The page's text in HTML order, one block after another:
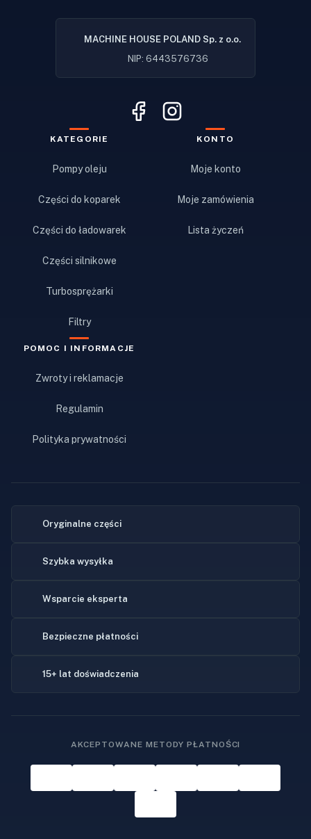
MACHINE HOUSE POLAND Sp. z o.o.
NIP: 6443576736
KATEGORIE
Pompy oleju
Części do koparek
Części do ładowarek
Części silnikowe
Turbosprężarki
Filtry
KONTO
Moje konto
Moje zamówienia
Lista życzeń
POMOC I INFORMACJE
Zwroty i reklamacje
Regulamin
Polityka prywatności
Oryginalne części
Szybka wysyłka
Wsparcie eksperta
Bezpieczne płatności
15+ lat doświadczenia
AKCEPTOWANE METODY PŁATNOŚCI